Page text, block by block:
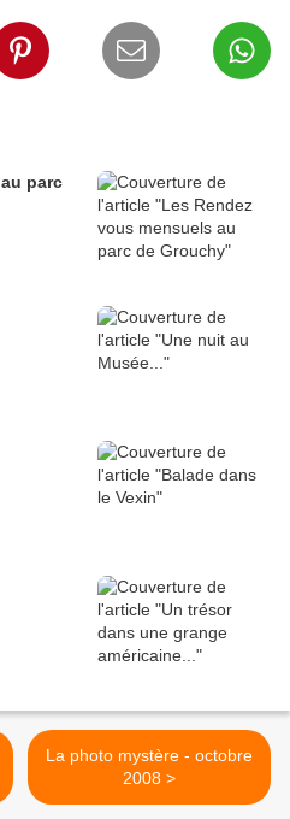
parc
La photo mystère - octobre
2008 >